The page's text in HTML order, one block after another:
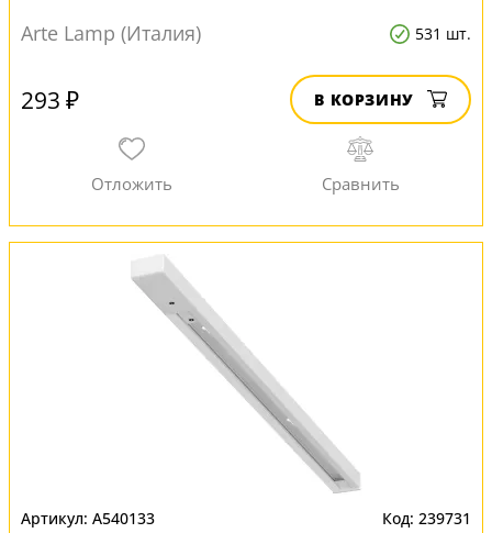
Arte Lamp (Италия) 531 шт.
293 ₽ В КОРЗИНУ
A540133 239731